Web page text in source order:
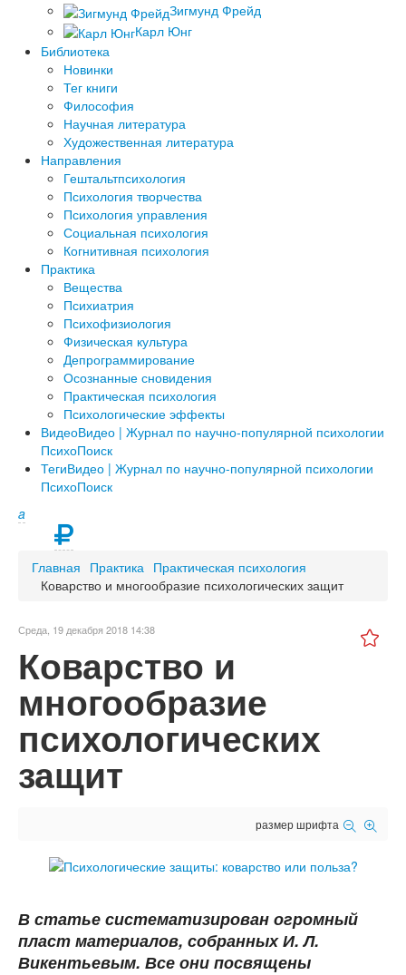
Зигмунд Фрейд
Карл Юнг
Библиотека
Новинки
Тег книги
Философия
Научная литература
Художественная литература
Направления
Гештальтпсихология
Психология творчества
Психология управления
Социальная психология
Когнитивная психология
Практика
Вещества
Психиатрия
Психофизиология
Физическая культура
Депрограммирование
Осознанные сновидения
Практическая психология
Психологические эффекты
ВидеоВидео | Журнал по научно-популярной психологии
ПсихоПоиск
ТегиВидео | Журнал по научно-популярной психологии
ПсихоПоиск
a
Главная Практика Практическая психология
Коварство и многообразие психологических защит
Среда, 19 декабря 2018 14:38
Коварство и
многообразие
психологических
защит
размер шрифта
В статье систематизирован огромный
пласт материалов, собранных И. Л.
Викентьевым. Все они посвящены